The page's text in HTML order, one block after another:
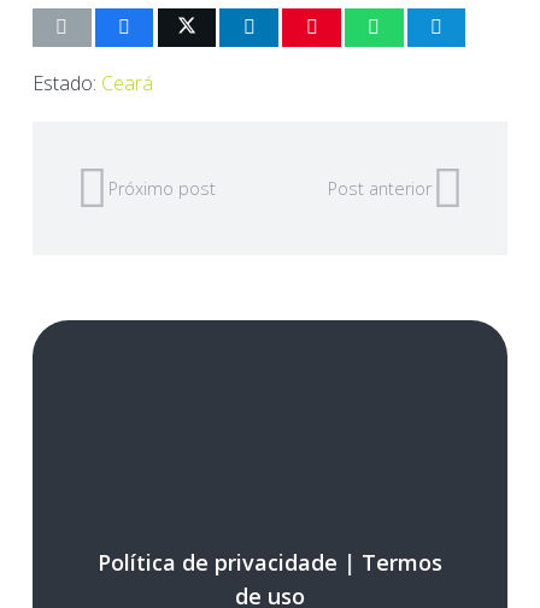
Estado: Ceará
Próximo post Post anterior
Política de privacidade | Termos
de uso